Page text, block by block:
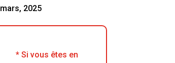
mars, 2025
* Si vous êtes en